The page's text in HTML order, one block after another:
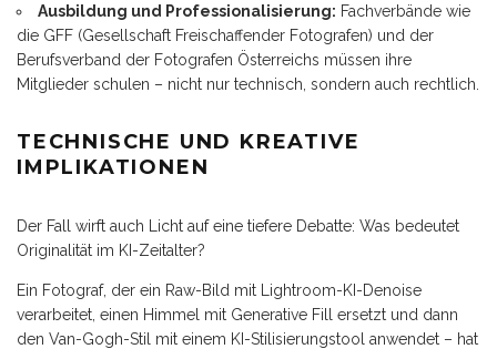
Ausbildung und Professionalisierung: Fachverbände wie
die GFF (Gesellschaft Freischaffender Fotografen) und der
Berufsverband der Fotografen Österreichs müssen ihre
Mitglieder schulen – nicht nur technisch, sondern auch rechtlich.
TECHNISCHE UND KREATIVE
IMPLIKATIONEN
Der Fall wirft auch Licht auf eine tiefere Debatte: Was bedeutet
Originalität im KI-Zeitalter?
Ein Fotograf, der ein Raw-Bild mit Lightroom-KI-Denoise
verarbeitet, einen Himmel mit Generative Fill ersetzt und dann
den Van-Gogh-Stil mit einem KI-Stilisierungstool anwendet – hat